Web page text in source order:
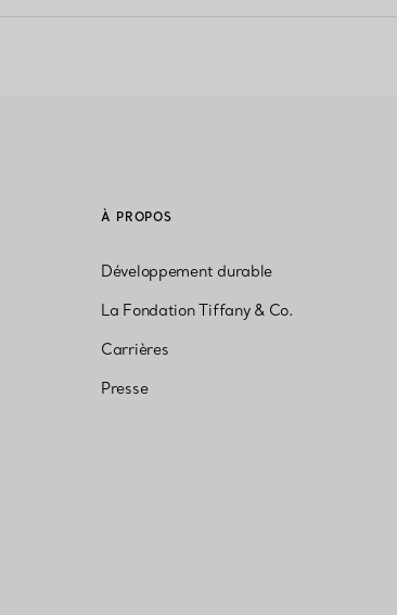
À PROPOS
Développement durable
La Fondation Tiffany & Co.
Carrières
Presse